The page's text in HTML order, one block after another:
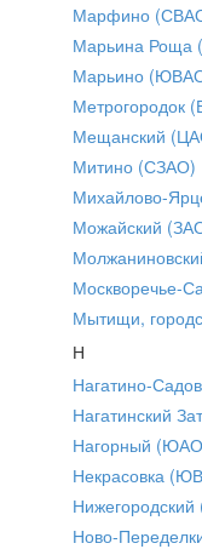
Марфино
Марьина Роща
Марьино
Метрогородок
Мещанский
Митино (СЗАО)
Михайлово-
Можайский
Москворечье-
Мытищи,
Н
Нагатино-
Нагатинский
Нагорный
Некрасовка
Ново-